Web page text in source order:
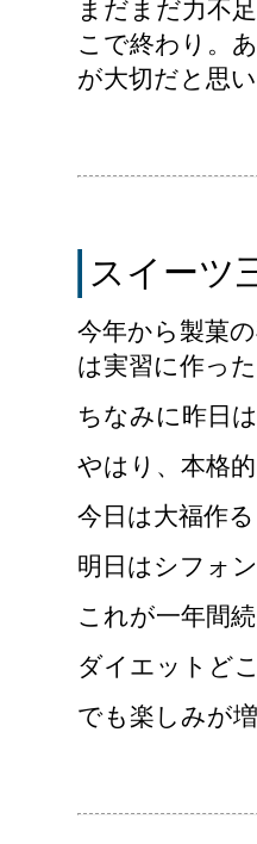
まだまだ力不
こで終わり。
が大切だと思い
スイーツ
今年から製菓
は実習に作っ
ちなみに昨日
やはり、本格
今日は大福作
明日はシフォ
これが一年間
ダイエットど
でも楽しみが